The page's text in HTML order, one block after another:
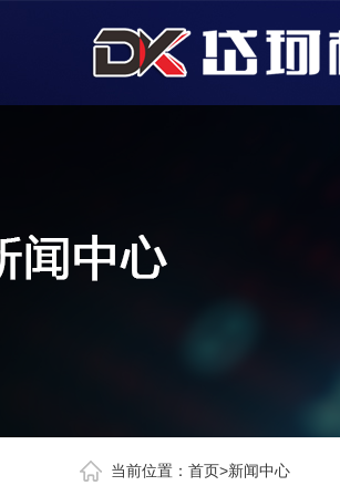
当前位置： 首页>新闻中心